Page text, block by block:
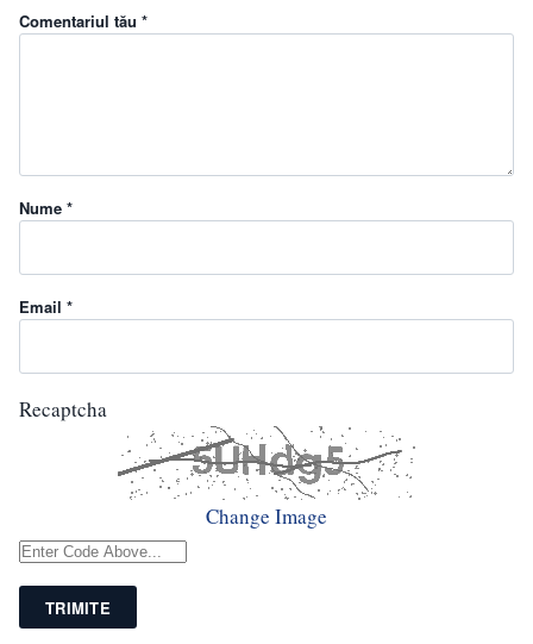
Comentariul tău *
Nume *
Email *
Recaptcha
Change Image
TRIMITE